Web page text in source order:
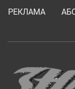
РЕКЛАМА